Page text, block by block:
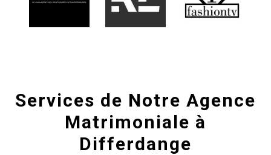
Services de Notre Agence
Matrimoniale à
Differdange